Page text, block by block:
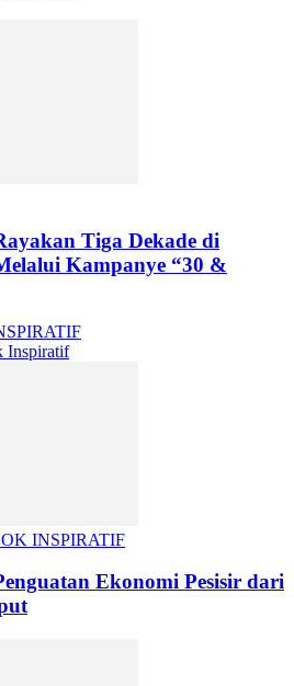
Tiga Dekade di
Kampanye “30 &
Inspiratif
INSPIRATIF
Ekonomi Pesisir dari